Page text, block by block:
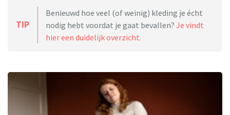
TIP
Benieuwd hoe veel (of weinig) kleding je écht
nodig hebt voordat je gaat bevallen? Je vindt
hier een duidelijk overzicht.